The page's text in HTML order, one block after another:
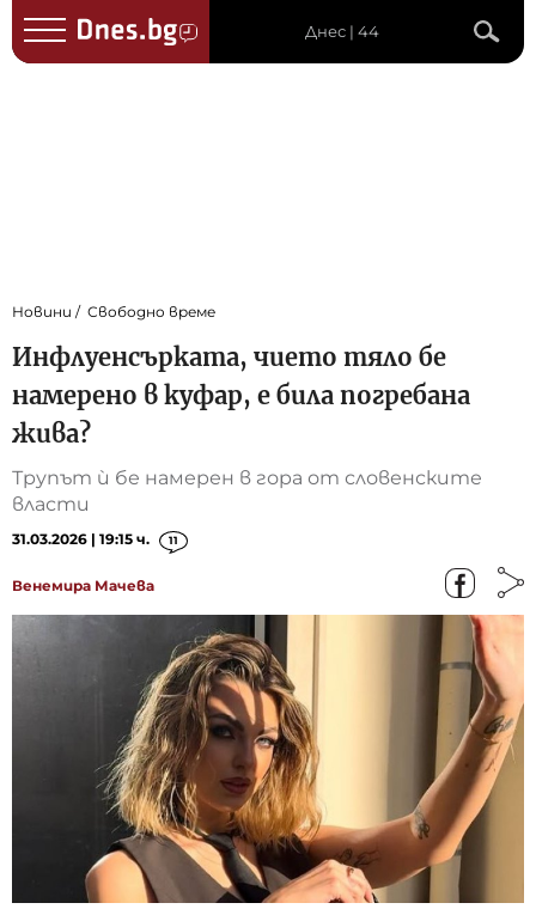
Днес | 44
Новини Свободно време
Инфлуенсърката, чието тяло бе
намерено в куфар, е била погребана
жива?
Трупът ѝ бе намерен в гора от словенските
власти
31.03.2026 | 19:15 ч. 11
Венемира Мачева